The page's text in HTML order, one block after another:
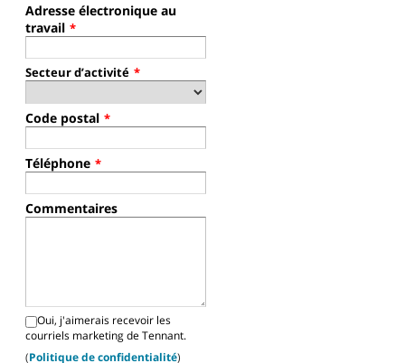
Adresse électronique au
travail *
Secteur d’activité *
Code postal *
Téléphone *
Commentaires
Oui, j'aimerais recevoir les
courriels marketing de Tennant.
(Politique de confidentialité)